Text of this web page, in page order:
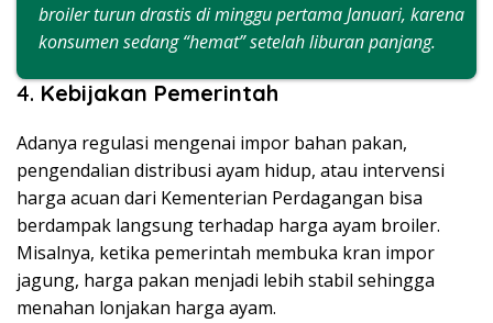
broiler turun drastis di minggu pertama Januari, karena
konsumen sedang “hemat” setelah liburan panjang.
4. Kebijakan Pemerintah
Adanya regulasi mengenai impor bahan pakan,
pengendalian distribusi ayam hidup, atau intervensi
harga acuan dari Kementerian Perdagangan bisa
berdampak langsung terhadap harga ayam broiler.
Misalnya, ketika pemerintah membuka kran impor
jagung, harga pakan menjadi lebih stabil sehingga
menahan lonjakan harga ayam.